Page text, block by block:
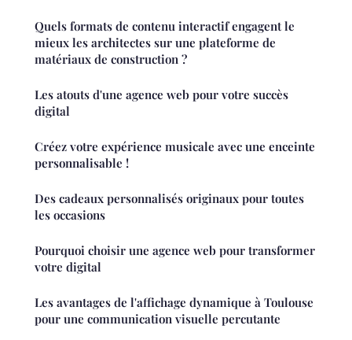
Quels formats de contenu interactif engagent le
mieux les architectes sur une plateforme de
matériaux de construction ?
Les atouts d'une agence web pour votre succès
digital
Créez votre expérience musicale avec une enceinte
personnalisable !
Des cadeaux personnalisés originaux pour toutes
les occasions
Pourquoi choisir une agence web pour transformer
votre digital
Les avantages de l'affichage dynamique à Toulouse
pour une communication visuelle percutante